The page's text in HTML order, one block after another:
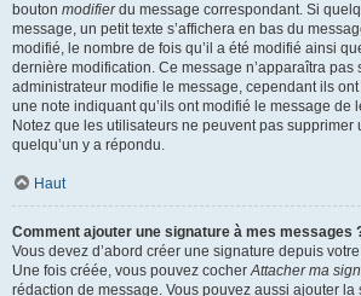
bouton modifierdu message correspondant. Si
message, un petit texte s’affichera en bas du
modifié, le nombre de fois qu’il a été modifié ainsi
dernière modification. Ce message n’apparaîtra pas
administrateur modifie le message, cependant ils
une note indiquant qu’ils ont modifié le message de
Notez que les utilisateurs ne peuvent pas supprimer
quelqu’un y a répondu.
Haut
Comment ajouter une signature à mes messages
Vous devez d’abord créer une signature depuis
Une fois créée, vous pouvez cocherAttacher ma
rédaction de message. Vous pouvez aussi ajouter la